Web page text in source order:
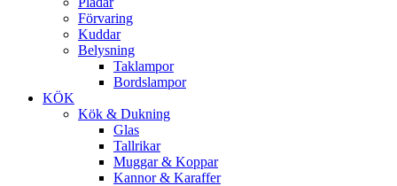
Förvaring
Kuddar
Belysning
Taklampor
Bordslampor
KÖK
Kök & Dukning
Glas
Tallrikar
Muggar & Koppar
Kannor & Karaffer